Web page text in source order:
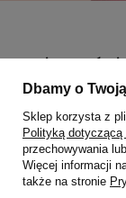
Moje
Status
Śledzenie
Chcę
Dbamy o
Sklep korzysta z
Polityką dotyczącą
przechowywania
Więcej informacji
także na stronie